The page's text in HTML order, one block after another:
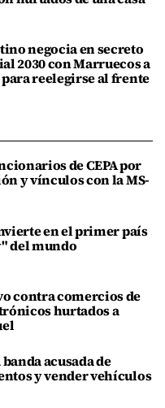
negocia en secreto
2030 con Marruecos a
reelegirse al frente
de CEPA por
y vínculos con la MS-
en el primer país
del mundo
contra comercios de
hurtados a
acusada de
y vender vehículos